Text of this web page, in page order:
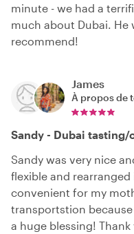
minute - we had a
much about Dubai. He
recommend!
James
À propos de
Sandy - Dubai
Sandy was very nice
flexible and
convenient for my
transportstion
a huge blessing!